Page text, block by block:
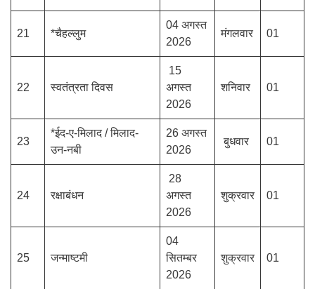
21 *चैहल्लुम
04 अगस्त
2026
मंगलवार 01
22 स्वतंत्रता दिवस
15
अगस्त
2026
शनिवार 01
23
*ईद-ए-मिलाद / मिलाद-
उन-नबी
26 अगस्त
2026
बुधवार 01
24 रक्षाबंधन
28
अगस्त
2026
शुक्रवार 01
25 जन्माष्टमी
04
सितम्बर
2026
शुक्रवार 01